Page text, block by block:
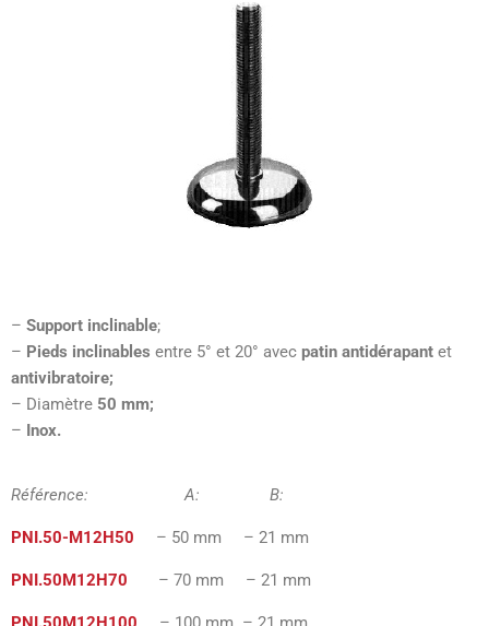
– Support inclinable;
– Pieds inclinables entre 5° et 20° avec patin antidérapant et
antivibratoire;
– Diamètre 50 mm;
– Inox.
Référence: A: B:
PNI.50-M12H50 – 50 mm – 21 mm
PNI.50M12H70 – 70 mm – 21 mm